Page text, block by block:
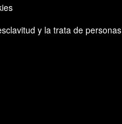
y la trata de personas